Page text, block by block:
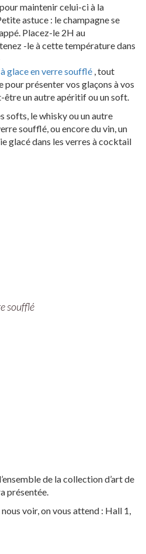
maintenir celui-ci à la
astuce : le champagne se
Placez-le 2H au
-le à cette température dans
glace en verre soufflé , tout
présenter vos glaçons à vos
un autre apéritif ou un soft.
softs, le whisky ou un autre
soufflé, ou encore du vin, un
glacé dans les verres à cocktail
soufflé
de la collection d’art de
présentée.
voir, on vous attend : Hall 1,